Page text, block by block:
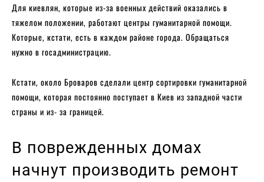
Для киевлян, которые из-за военных действий оказались в
тяжелом положении, работают центры гуманитарной помощи.
Которые, кстати, есть в каждом районе города. Обращаться
нужно в госадминистрацию.
Кстати, около Броваров сделали центр сортировки гуманитарной
помощи, которая постоянно поступает в Киев из западной части
страны и из- за границей.
В поврежденных домах
начнут производить ремонт